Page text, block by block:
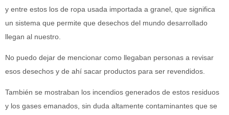
y entre estos los de ropa usada importada a granel, que significa
un sistema que permite que desechos del mundo desarrollado
llegan al nuestro.
No puedo dejar de mencionar como llegaban personas a revisar
esos desechos y de ahí sacar productos para ser revendidos.
También se mostraban los incendios generados de estos residuos
y los gases emanados, sin duda altamente contaminantes que se